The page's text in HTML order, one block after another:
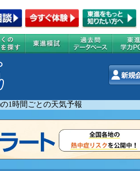
1時間ごとの天気予報